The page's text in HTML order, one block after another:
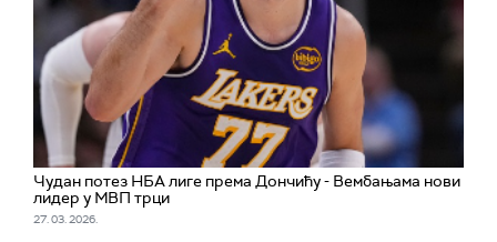
Чудан потез НБА лиге према Дончићу - Вембањама нови
лидер у МВП трци
27. 03. 2026.